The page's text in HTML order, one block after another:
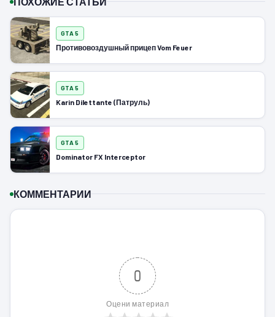
GTA 5
Противовоздушный прицеп Vom Feuer
GTA 5
Karin Dilettante (Патруль)
GTA 5
Dominator FX Interceptor
КОММЕНТАРИИ
0
Оцени материал